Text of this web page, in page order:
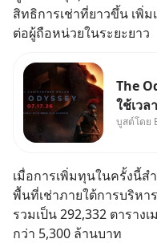
สิทธิการเช่าที่ยาวขึ้น เพิ่
ต่อผู้ถือหน่วยในระยะยาว
The
ใช้เว
เราต้อ
บูสต์โดย
เมื่อการเพิ่มทุนในครั้งนี้สำ
พื้นที่เช่าภายใต้การบริหา
รวมเป็น 292,332 ตารา
กว่า 5,300 ล้านบาท